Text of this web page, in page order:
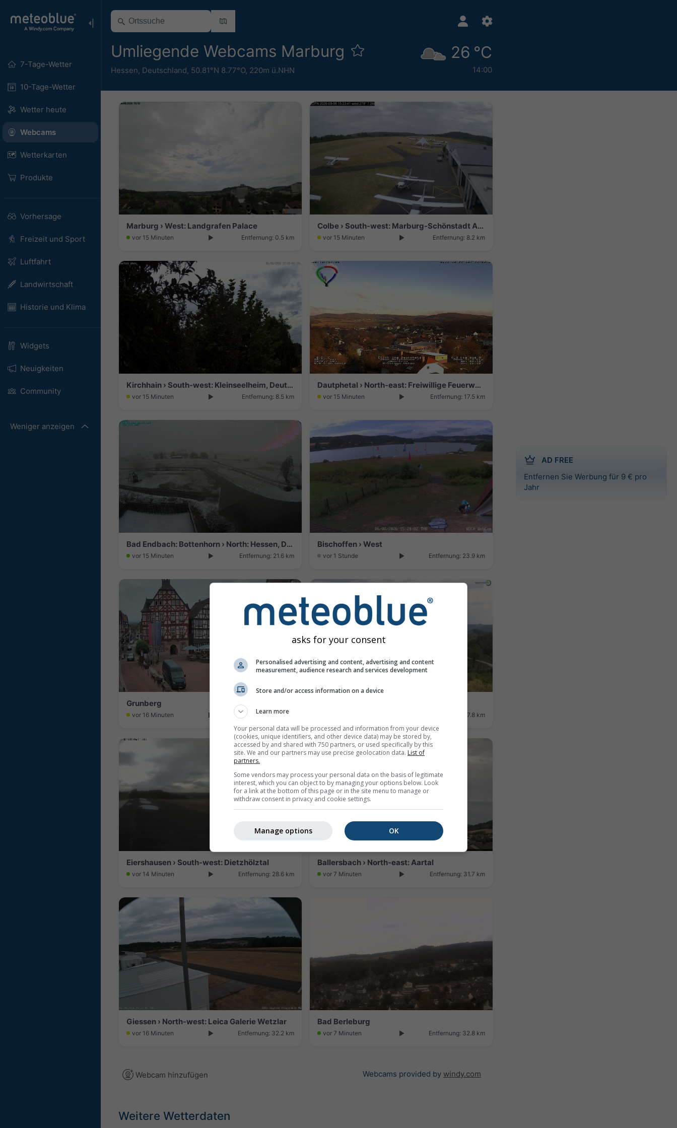
7-Tage-Wetter
10-Tage-Wetter
Wetter heute
Webcams
Wetterkarten
Produkte
Vorhersage
Freizeit und Sport
Luftfahrt
Landwirtschaft
Historie und Klima
Widgets
Neuigkeiten
Community
Weniger anzeigen
Umliegende Webcams Marburg
Hessen, Deutschland, 50.81°N 8.77°O, 220m ü.NHN
26 °C
14:00
AD FREE
Entfernen Sie Werbung für 9 € pro
Jahr
Marburg › West: Landgrafen Palace
vor 15 Minuten Entfernung: 0.5 km
Colbe › South-west: Marburg-Schönstadt Airport
vor 15 Minuten Entfernung: 8.2 km
Kirchhain › South-west: Kleinseelheim, Deutschland: Blick über unseren Garten hinweg nach SSW
vor 15 Minuten Entfernung: 8.5 km
Dautphetal › North-east: Freiwillige Feuerwehr Holzhausen
vor 15 Minuten Entfernung: 17.5 km
Bad Endbach: Bottenhorn › North: Hessen, Deutschland: Flugplatz - EDGT
vor 15 Minuten Entfernung: 21.6 km
Bischoffen › West
vor 1 Stunde Entfernung: 23.9 km
Grunberg
vor 16 Minuten Entfernung: 27.6 km Entfernung: 27.8 km
Eiershausen › South-west: Dietzhölztal
vor 14 Minuten Entfernung: 28.6 km
Ballersbach › North-east: Aartal
vor 7 Minuten Entfernung: 31.7 km
Giessen › North-west: Leica Galerie Wetzlar
vor 16 Minuten Entfernung: 32.2 km
Bad Berleburg
vor 7 Minuten Entfernung: 32.8 km
Webcam hinzufügen Webcams provided by windy.com
Weitere Wetterdaten
asks for your consent
Personalised advertising and content, advertising and content
measurement, audience research and services development
Store and/or access information on a device
Learn more
Your personal data will be processed and information from your device
(cookies, unique identifiers, and other device data) may be stored by,
accessed by and shared with 750 partners, or used specifically by this
site. We and our partners may use precise geolocation data. List of
partners.
Some vendors may process your personal data on the basis of legitimate
interest, which you can object to by managing your options below. Look
for a link at the bottom of this page or in the site menu to manage or
withdraw consent in privacy and cookie settings.
OK
Manage options